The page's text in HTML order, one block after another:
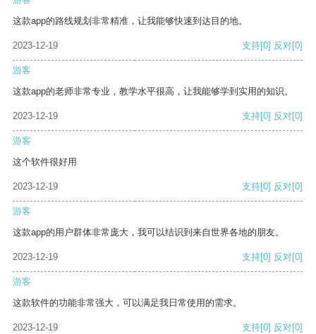
这款app的路线规划非常精准，让我能够快速到达目的地。
2023-12-19 支持[0] 反对[0]
游客
这款app的老师非常专业，教学水平很高，让我能够学到实用的知识。
2023-12-19 支持[0] 反对[0]
游客
这个软件很好用
2023-12-19 支持[0] 反对[0]
游客
这款app的用户群体非常庞大，我可以结识到来自世界各地的朋友。
2023-12-19 支持[0] 反对[0]
游客
这款软件的功能非常强大，可以满足我日常使用的需求。
2023-12-19 支持[0] 反对[0]